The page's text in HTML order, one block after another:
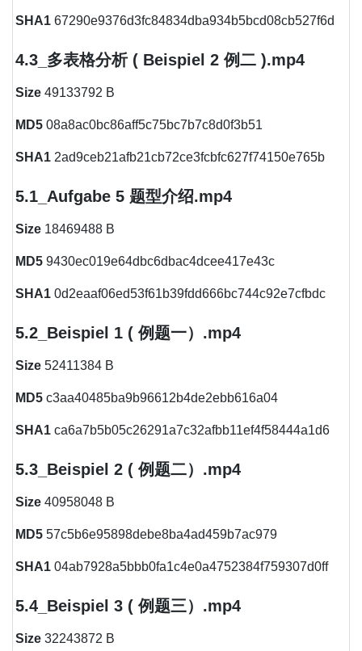
SHA1 67290e9376d3fc84834dba934b5bcd08cb527f6d
4.3_多表格分析 ( Beispiel 2 例二 ).mp4
Size 49133792 B
MD5 08a8ac0bc86aff5c75bc7b7c8d0f3b51
SHA1 2ad9ceb21afb21cb72ce3fcbfc627f74150e765b
5.1_Aufgabe 5 题型介绍.mp4
Size 18469488 B
MD5 9430ec019e64dbc6dbac4dcee417e43c
SHA1 0d2eaaf06ed53f61b39fdd666bc744c92e7cfbdc
5.2_Beispiel 1 ( 例题一）.mp4
Size 52411384 B
MD5 c3aa40485ba9b96612b4de2ebb616a04
SHA1 ca6a7b5b05c26291a7c32afbb11ef4f58444a1d6
5.3_Beispiel 2 ( 例题二）.mp4
Size 40958048 B
MD5 57c5b6e95898debe8ba4ad459b7ac979
SHA1 04ab7928a5bbb0fa1c4e0a4752384f759307d0ff
5.4_Beispiel 3 ( 例题三）.mp4
Size 32243872 B